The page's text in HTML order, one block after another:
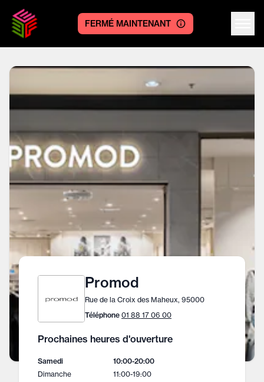
Centre logo
FERMÉ MAINTENANT
Promod
Rue de la Croix des Maheux, 95000
Téléphone 01 88 17 06 00
Prochaines heures d'ouverture
Samedi 10:00-20:00
Dimanche
11:00-19:00